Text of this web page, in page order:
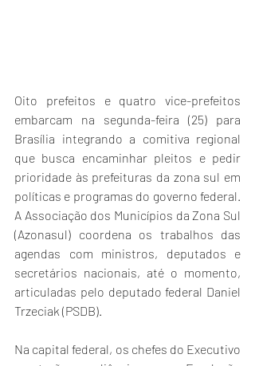
Oito prefeitos e quatro vice-prefeitos
embarcam na segunda-feira (25) para
Brasília integrando a comitiva regional
que busca encaminhar pleitos e pedir
prioridade às prefeituras da zona sul em
políticas e programas do governo federal.
A Associação dos Municípios da Zona Sul
(Azonasul) coordena os trabalhos das
agendas com ministros, deputados e
secretários nacionais, até o momento,
articuladas pelo deputado federal Daniel
Trzeciak (PSDB).
Na capital federal, os chefes do Executivo